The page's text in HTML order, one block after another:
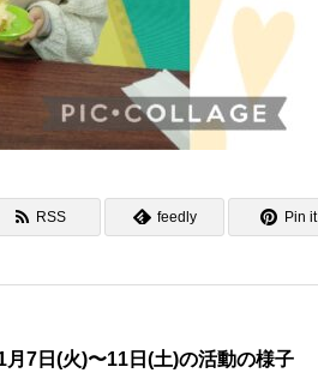
RSS feedly Pin it
月7日(火)〜11日(土)の活動の様子